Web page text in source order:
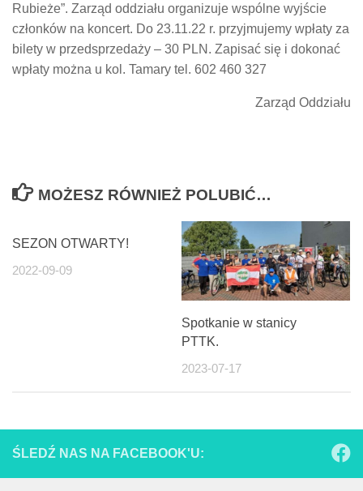
Rubieże”. Zarząd oddziału organizuje wspólne wyjście
członków na koncert. Do 23.11.22 r. przyjmujemy wpłaty za
bilety w przedsprzedaży – 30 PLN. Zapisać się i dokonać
wpłaty można u kol. Tamary tel. 602 460 327
Zarząd Oddziału
MOŻESZ RÓWNIEŻ POLUBIĆ…
SEZON OTWARTY!
2022-09-09
Spotkanie w stanicy
PTTK.
2023-07-17
ŚLEDŹ NAS NA FACEBOOK'U: